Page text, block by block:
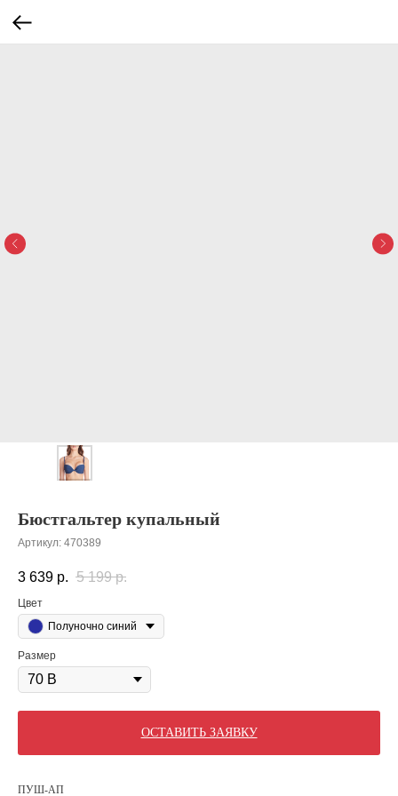
Бюстгальтер купальный
Артикул: 470389
3 639 р. 5 199 р.
Цвет
Полуночно синий
Размер
ОСТАВИТЬ ЗАЯВКУ
ПУШ-АП